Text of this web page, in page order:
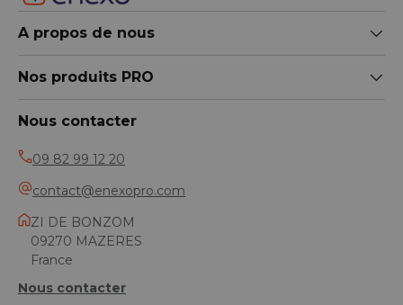
A propos de nous
Nos produits PRO
Nous contacter
09 82 99 12 20
contact@enexopro.com
ZI DE BONZOM
09270 MAZERES
France
Nous contacter